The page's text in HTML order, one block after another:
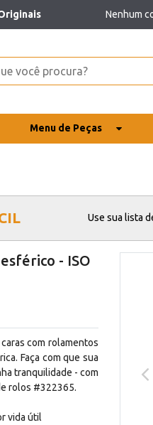
Nenhum
Menu de Peças
Use sua lista
- ISO
com rolamentos
Faça com que sua
tranquilidade - com
rolos #322365.
vida útil